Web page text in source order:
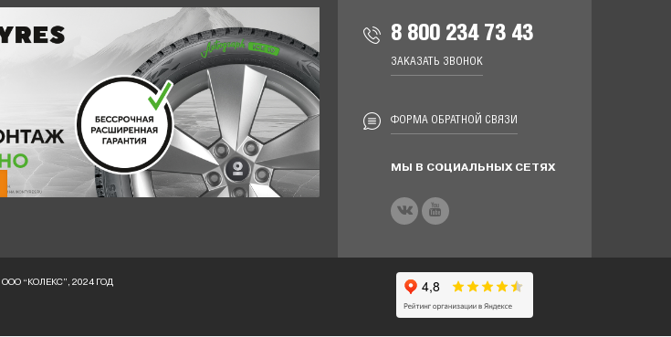
8 800 234 73 43
ЗАКАЗАТЬ ЗВОНОК
ФОРМА ОБРАТНОЙ СВЯЗИ
МЫ В СОЦИАЛЬНЫХ СЕТЯХ
ООО “КОЛЕКС”, 2024 ГОД